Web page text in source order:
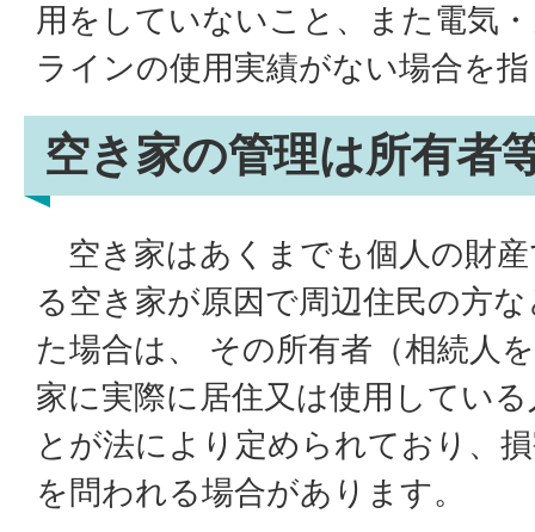
用をしていないこと、また電気
ラインの使用実績がない場合を
空き家の管理は所有者
空き家はあくまでも個人の財
る空き家が原因で周辺住民の方
た場合は、 その所有者（相続人
家に実際に居住又は使用してい
とが法により定められており、
を問われる場合があります。